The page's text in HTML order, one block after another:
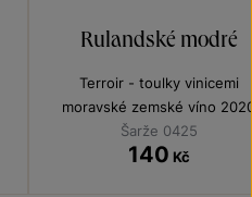
Rulandské modré
Terroir - toulky vinicemi
moravské zemské víno
Šarže 0425
140 Kč